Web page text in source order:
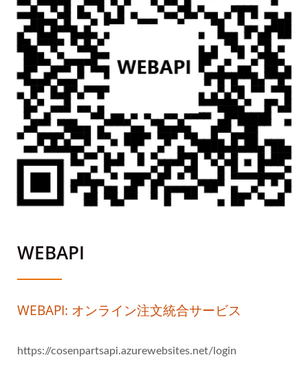
WEBAPI
WEBAPI: オンライン注文統合サービス
https://cosenpartsapi.azurewebsites.net/login